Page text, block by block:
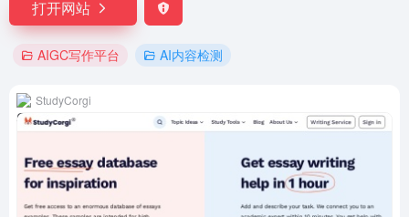
打开网站
AIGC写作平台 AI内容检测
StudyCorgi